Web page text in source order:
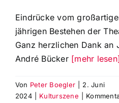
Eindrücke vom
jährigen Bestehen der
Ganz herzlichen Dank an
André Bücker [mehr lesen]
Von Peter Boegler
2. Juni
2024
Kulturszene